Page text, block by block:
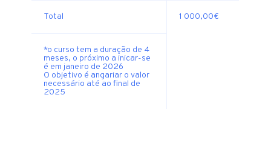
Total 1 000,00€
*o curso tem a duração de 4
meses, o próximo a inicar-se
é em janeiro de 2026
O objetivo é angariar o valor
necessário até ao final de
2025